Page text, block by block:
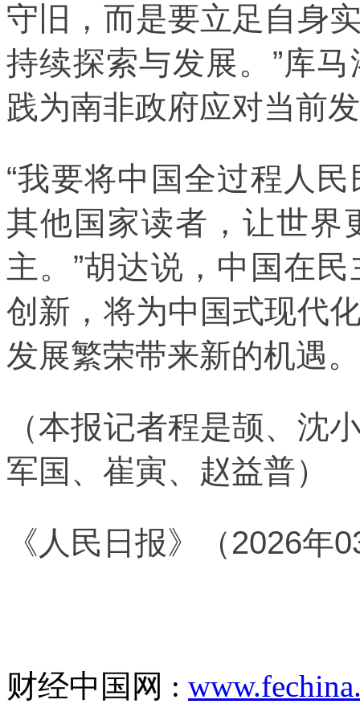
守旧，而是要立足自身
持续探索与发展。”库
践为南非政府应对当前
“我要将中国全过程人
其他国家读者，让世界
主。”胡达说，中国在
创新，将为中国式现代
发展繁荣带来新的机遇。
（本报记者程是颉、沈
军国、崔寅、赵益普）
《人民日报》（2026年
财经中国网 :